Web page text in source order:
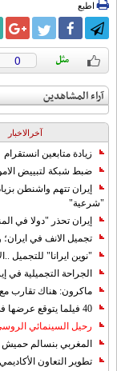
اطبع
0
آراء المشاهدين
آخرالاخبار
زيادة متابعين انستقرام
ضبط شبكة لتبييض
إيران تتهم واشنطن
"شرعية"
إيران تحذر "دولا في
تجميل الانف في ايران؛
"نوين ايرانا" للتجميل
الجراحة التجميلية في
ماكرون: هناك تقارب
40 فيلما يتوقع عرضها في مهرجان كان 2019
رحيل السينمائي
المغربي بنسالم حميش
تطوير التعاون